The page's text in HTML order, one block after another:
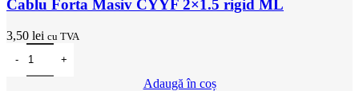
Cablu Forta Masiv CYYF 2×1.5 rigid ML
3,50 lei cu TVA
Cantitate Cablu Forta Masiv CYYF 2x1.5 rigid ML
Adaugă în coș